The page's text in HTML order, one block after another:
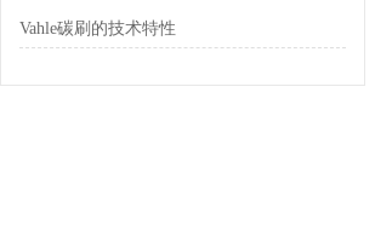
Vahle碳刷的技术特性